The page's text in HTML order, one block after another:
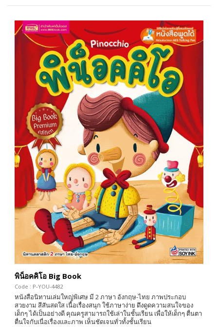
พิน็อคคิโอ Big Book
Code : P-YOU-4482
หนังสือนิทานเล่มใหญ่พิเศษ มี 2 ภาษา อังกฤษ-ไทย ภาพประกอบ
สวยงาม สีสันสดใส เนื้อเรื่องสนุก ใช้ภาษาง่าย ดึงดูดความสนใจของ
เด็กๆ ได้เป็นอย่างดี คุณครูสามารถใช้เล่าในชั้นเรียน เพื่อให้เด็กๆ ตื่นตา
ตื่นใจกับเนื่อเรื่องและภาพ เห็นชัดเจนทั่วทั้งชั้นเรียน